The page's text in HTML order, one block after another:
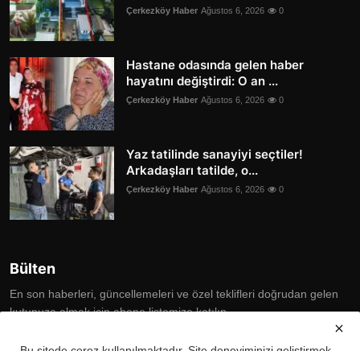
Çerkezköy Haber Ağustos 6, 2026 0
Hastane odasında gelen haber
hayatını değiştirdi: O an ...
Çerkezköy Haber Ağustos 6, 2026 0
Yaz tatilinde sanayiyi seçtiler!
Arkadaşları tatilde, o...
Çerkezköy Haber Ağustos 6, 2026 0
Bülten
En son haberleri, güncellemeleri ve özel teklifleri doğrudan gelen
kutunuza almak için abone listemize katılın